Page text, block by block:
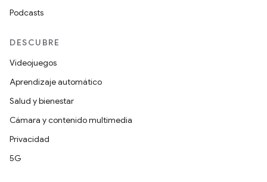
Podcasts
DESCUBRE
Videojuegos
Aprendizaje automático
Salud y bienestar
Cámara y contenido multimedia
Privacidad
5G